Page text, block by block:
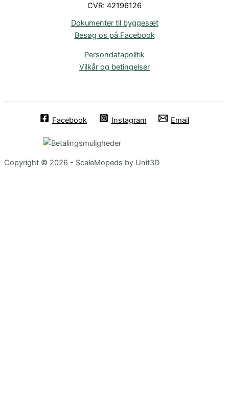
CVR: 42196126
Dokumenter til byggesæt
Besøg os på Facebook
Persondatapolitik
Vilkår og betingelser
Facebook Instagram Email
Copyright © 2026 - ScaleMopeds by Unit3D